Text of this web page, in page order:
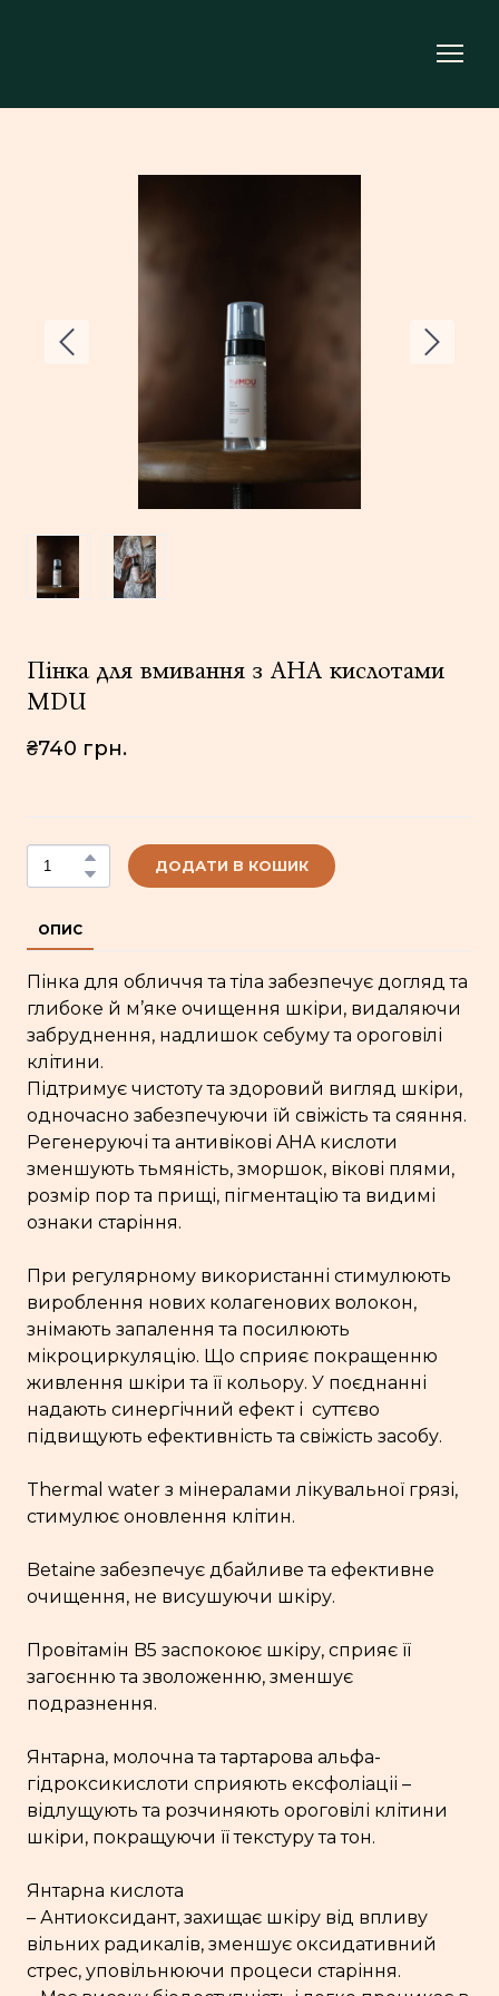
Пінка для вмивання з АНА кислотами
MDU
₴740 грн.
ДОДАТИ В КОШИК
ОПИС
Пінка для обличчя та тіла забезпечує догляд та
глибоке й м’яке очищення шкіри, видаляючи
забруднення, надлишок себуму та ороговілі
клітини.
Підтримує чистоту та здоровий вигляд шкіри,
одночасно забезпечуючи їй свіжість та сяяння.
Регенеруючі та антивікові AHA кислоти
зменшують тьмяність, зморшок, вікові плями,
розмір пор та прищі, пігментацію та видимі
ознаки старіння.
При регулярному використанні стимулюють
вироблення нових колагенових волокон,
знімають запалення та посилюють
мікроциркуляцію. Що сприяє покращенню
живлення шкіри та її кольору. У поєднанні
надають синергічний ефект і суттєво
підвищують ефективність та свіжість засобу.
Thermal water з мінералами лікувальної грязі,
стимулює оновлення клітин.
Betaine забезпечує дбайливе та ефективне
очищення, не висушуючи шкіру.
Провітамін B5 заспокоює шкіру, сприяє її
загоєнню та зволоженню, зменшує
подразнення.
Янтарна, молочна та тартарова альфа-
гідроксикислоти сприяють ексфоліаціі –
відлущують та розчиняють ороговілі клітини
шкіри, покращуючи її текстуру та тон.
Янтарна кислота
– Антиоксидант, захищає шкіру від впливу
вільних радикалів, зменшує оксидативний
стрес, уповільнюючи процеси старіння.